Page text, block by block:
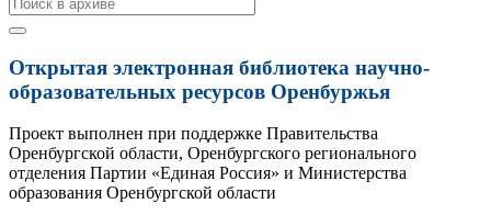
Открытая электронная библиотека научно-
образовательных ресурсов Оренбуржья
Проект выполнен при поддержке Правительства
Оренбургской области, Оренбургского регионального
отделения Партии «Единая Россия» и Министерства
образования Оренбургской области